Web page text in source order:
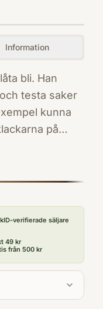
Information
bli. Han
testa saker
kunna
på
passar
på nya
verifierade säljare
49 kr
från 500 kr